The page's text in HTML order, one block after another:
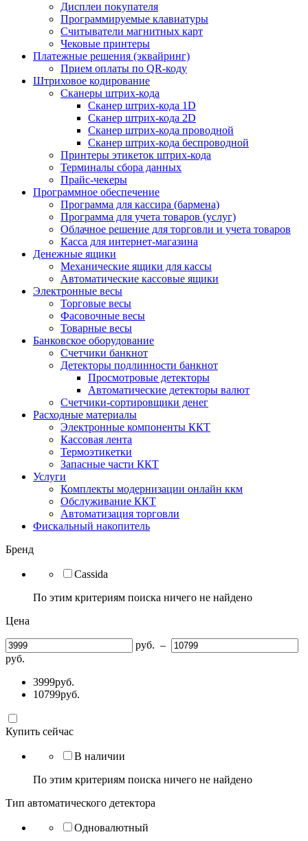
Дисплеи покупателя
Программируемые клавиатуры
Считыватели магнитных карт
Чековые принтеры
Платежные решения (эквайринг)
Прием оплаты по QR-коду
Штриховое кодирование
Сканеры штрих-кода
Сканер штрих-кода 1D
Сканер штрих-кода 2D
Сканер штрих-кода проводной
Сканер штрих-кода беспроводной
Принтеры этикеток штрих-кода
Терминалы сбора данных
Прайс-чекеры
Программное обеспечение
Программа для кассира (бармена)
Программа для учета товаров (услуг)
Облачное решение для торговли и учета товаров
Касса для интернет-магазина
Денежные ящики
Механические ящики для кассы
Автоматические кассовые ящики
Электронные весы
Торговые весы
Фасовочные весы
Товарные весы
Банковское оборудование
Счетчики банкнот
Детекторы подлинности банкнот
Просмотровые детекторы
Автоматические детекторы валют
Счетчики-сортировщики денег
Расходные материалы
Электронные компоненты ККТ
Кассовая лента
Термоэтикетки
Запасные части ККТ
Услуги
Комплекты модернизации онлайн ккм
Обслуживание ККТ
Автоматизация торговли
Фискальный накопитель
Бренд
Cassida
По этим критериям поиска ничего не найдено
Цена
руб. –
руб.
3999руб.
10799руб.
Купить сейчас
В наличии
По этим критериям поиска ничего не найдено
Тип автоматического детектора
Одновалютный